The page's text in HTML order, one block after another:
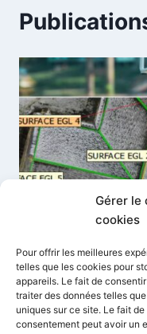
Gérer le
cookies
Pour offrir les meilleures
telles que les cookies pour
appareils. Le fait de
traiter des données telles
uniques sur ce site. Le fait
consentement peut avoir un
Accédez au